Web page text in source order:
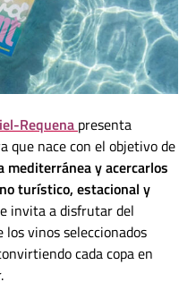
Requena presenta
que nace con el objetivo de
mediterránea y acercarlos
turístico, estacional y
invita a disfrutar del
vinos seleccionados
cada copa en